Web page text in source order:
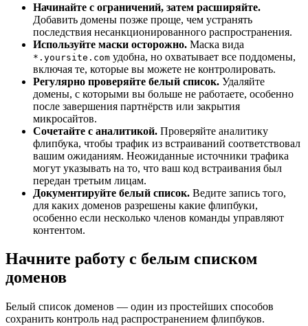
Начинайте с ограничений, затем расширяйте.
Добавить домены позже проще, чем устранять
последствия несанкционированного распространения.
Используйте маски осторожно. Маска вида
*.yoursite.com удобна, но охватывает все поддомены,
включая те, которые вы можете не контролировать.
Регулярно проверяйте белый список. Удаляйте
домены, с которыми вы больше не работаете, особенно
после завершения партнёрств или закрытия
микросайтов.
Сочетайте с аналитикой. Проверяйте аналитику
флипбука, чтобы трафик из встраиваний соответствовал
вашим ожиданиям. Неожиданные источники трафика
могут указывать на то, что ваш код встраивания был
передан третьим лицам.
Документируйте белый список. Ведите запись того,
для каких доменов разрешены какие флипбуки,
особенно если несколько членов команды управляют
контентом.
Начните работу с белым списком
доменов
Белый список доменов — один из простейших способов
сохранить контроль над распространением флипбуков.